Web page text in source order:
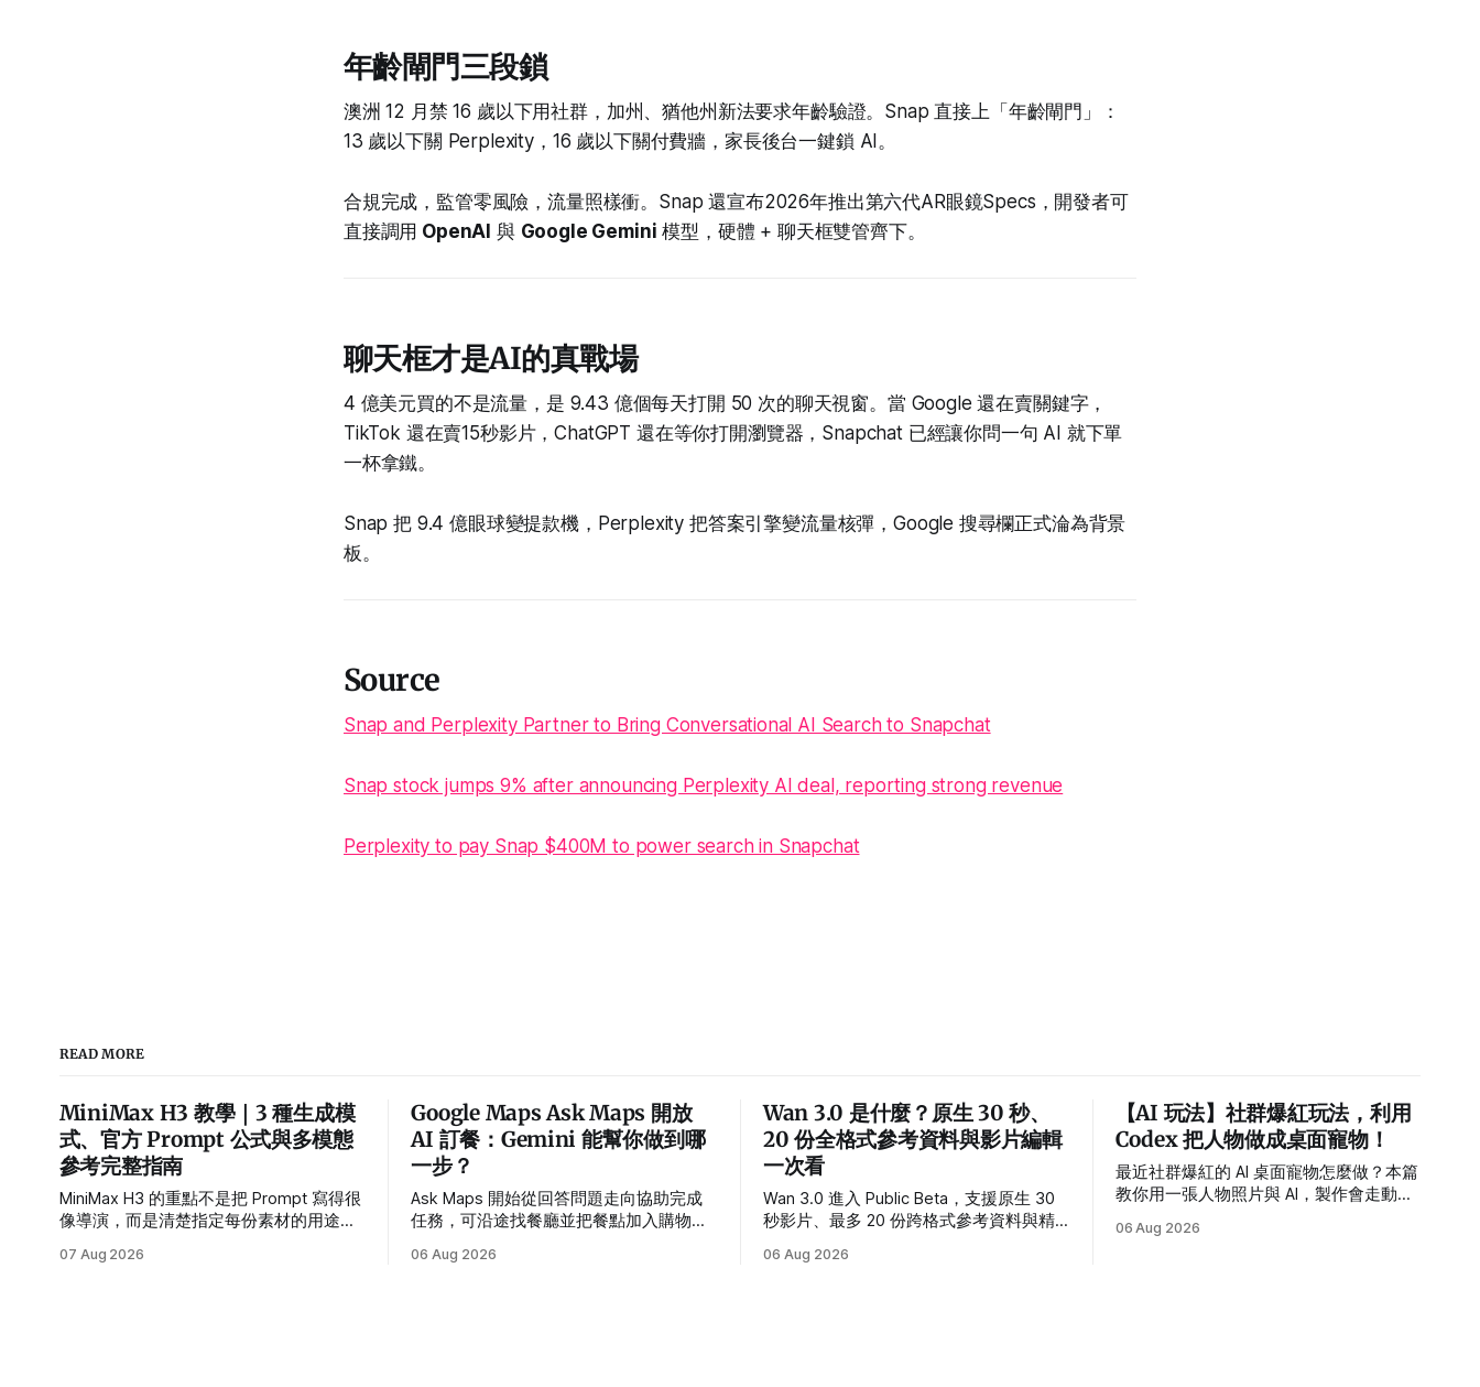
年齡閘門三段鎖
澳洲 12 月禁 16 歲以下用社群，加州、猶他州新法要求年齡驗證。Snap 直接上「年齡閘門」：
13 歲以下關 Perplexity，16 歲以下關付費牆，家長後台一鍵鎖 AI。
合規完成，監管零風險，流量照樣衝。Snap 還宣布2026年推出第六代AR眼鏡Specs，開發者可
直接調用 OpenAI 與 Google Gemini 模型，硬體 + 聊天框雙管齊下。
聊天框才是AI的真戰場
4 億美元買的不是流量，是 9.43 億個每天打開 50 次的聊天視窗。當 Google 還在賣關鍵字，
TikTok 還在賣15秒影片，ChatGPT 還在等你打開瀏覽器，Snapchat 已經讓你問一句 AI 就下單
一杯拿鐵。
Snap 把 9.4 億眼球變提款機，Perplexity 把答案引擎變流量核彈，Google 搜尋欄正式淪為背景
板。
Source
Snap and Perplexity Partner to Bring Conversational AI Search to Snapchat
Snap stock jumps 9% after announcing Perplexity AI deal, reporting strong revenue
Perplexity to pay Snap $400M to power search in Snapchat
READ MORE
MiniMax H3 教學｜3 種生成模
式、官方 Prompt 公式與多模態
參考完整指南
MiniMax H3 的重點不是把 Prompt 寫得很
像導演，而是清楚指定每份素材的用途、
例帶你完成第一支可控的多模態影片。
07 Aug 2026
Google Maps Ask Maps 開放
AI 訂餐：Gemini 能幫你做到哪
一步？
Ask Maps 開始從回答問題走向協助完成
任務，可沿途找餐廳並把餐點加入購物
合作夥伴與隱私設定。
06 Aug 2026
Wan 3.0 是什麼？原生 30 秒、
20 份全格式參考資料與影片編輯
一次看
Wan 3.0 進入 Public Beta，支援原生 30
秒影片、最多 20 份跨格式參考資料與精
製作流程。
06 Aug 2026
【AI 玩法】社群爆紅玩法，利用
Codex 把人物做成桌面寵物！
最近社群爆紅的 AI 桌面寵物怎麼做？本篇
教你用一張人物照片與 AI，製作會走動、
並提供繁體中文指令、需求設定方式與常
06 Aug 2026